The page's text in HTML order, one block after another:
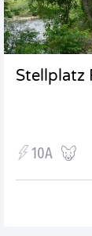
Stellplatz
10A